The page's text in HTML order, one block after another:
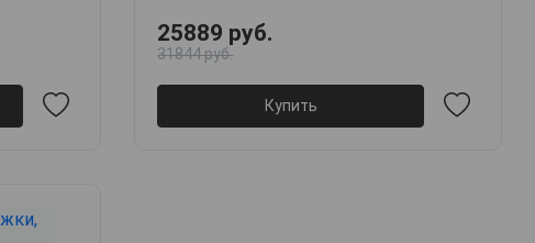
25889 руб.
31844 руб.
Купить